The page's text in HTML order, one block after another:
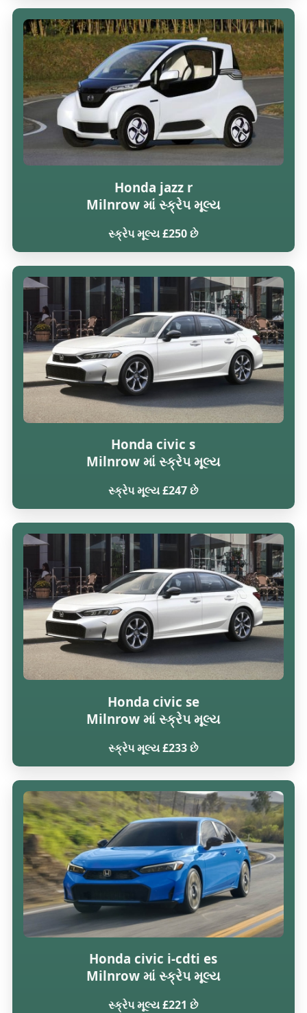
Honda jazz r
Milnrow માં સ્ક્રેપ મૂલ્ય
સ્ક્રેપ મૂલ્ય £250 છે
Honda civic s
Milnrow માં સ્ક્રેપ મૂલ્ય
સ્ક્રેપ મૂલ્ય £247 છે
Honda civic se
Milnrow માં સ્ક્રેપ મૂલ્ય
સ્ક્રેપ મૂલ્ય £233 છે
Honda civic i-cdti es
Milnrow માં સ્ક્રેપ મૂલ્ય
સ્ક્રેપ મૂલ્ય £221 છે